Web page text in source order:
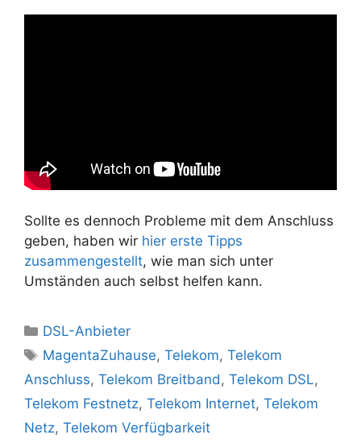
Sollte es dennoch Probleme mit dem Anschluss
geben, haben wir hier erste Tipps
zusammengestellt, wie man sich unter
Umständen auch selbst helfen kann.
Kategorien
DSL-Anbieter
Schlagwörter
MagentaZuhause,Telekom,Telekom
Anschluss, Telekom Breitband, Telekom DSL,
Telekom Festnetz, Telekom Internet, Telekom
Netz, Telekom Verfügbarkeit